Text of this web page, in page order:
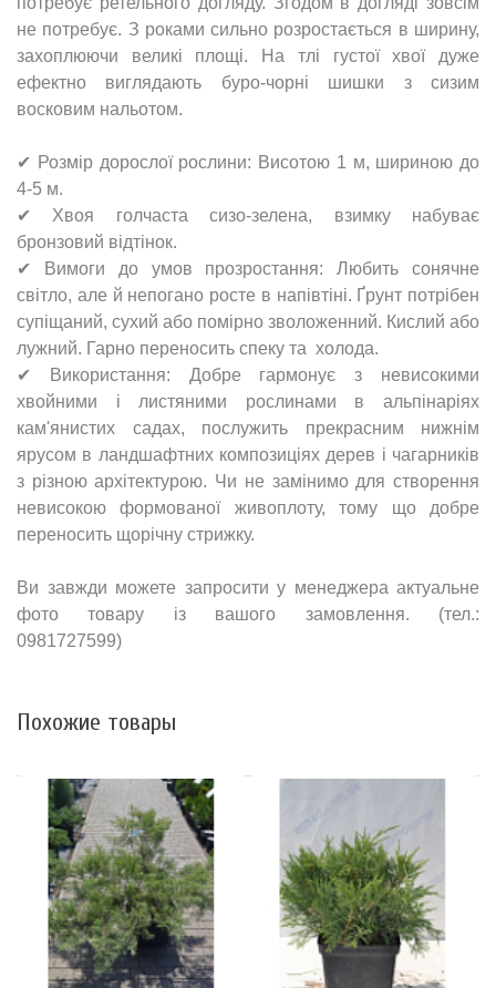
не потребує. З роками сильно розростається в ширину,
захоплюючи великі площі. На тлі густої хвої дуже
ефектно виглядають буро-чорні шишки з сизим
восковим нальотом.
✔ Розмір дорослої рослини: Висотою 1 м, шириною до
4-5 м.
✔ Хвоя голчаста сизо-зелена, взимку набуває
бронзовий відтінок.
✔ Вимоги до умов прозростання: Любить сонячне
світло, але й непогано росте в напівтіні. Ґрунт потрібен
супіщаний, сухий або помірно зволоженний. Кислий або
лужний. Гарно переносить спеку та холода.
✔ Використання: Добре гармонує з невисокими
хвойними і листяними рослинами в альпінаріях
кам'янистих садах, послужить прекрасним нижнім
ярусом в ландшафтних композиціях дерев і чагарників
з різною архітектурою. Чи не замінимо для створення
невисокою формованої живоплоту, тому що добре
переносить щорічну стрижку.
Ви завжди можете запросити у менеджера актуальне
фото товару із вашого замовлення. (тел.:
0981727599)
Похожие товары